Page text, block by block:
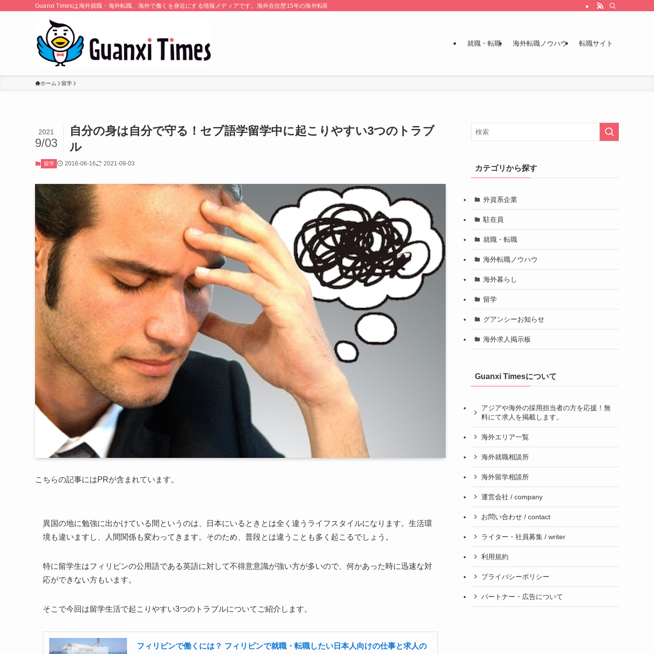
Guanxi Timesは海外就職・海外転職、海外で働くを身近にする情報メディアです。海外在住歴15年の海外転職のプロが監修・運営しています。
就職・転職 海外転職ノウハウ 転職サイト
ホーム 留学
自分の身は自分で守る！セブ語学留学中に起こりやすい3つのトラブ
ル
2021
9/03
留学 2016-06-16 2021-09-03
こちらの記事にはPRが含まれています。
異国の地に勉強に出かけている間というのは、日本にいるときとは全く違うライフスタイルになります。生活環
境も違いますし、人間関係も変わってきます。そのため、普段とは違うことも多く起こるでしょう。
特に留学生はフィリピンの公用語である英語に対して不得意意識が強い方が多いので、何かあった時に迅速な対
応ができない方もいます。
そこで今回は留学生活で起こりやすい3つのトラブルについてご紹介します。
フィリピンで働くには？ フィリピンで就職・転職したい日本人向けの仕事と求人の
カテゴリから探す
外資系企業
駐在員
就職・転職
海外転職ノウハウ
海外暮らし
留学
グアンシーお知らせ
海外求人掲示板
Guanxi Timesについて
アジアや海外の採用担当者の方を応援！無
料にて求人を掲載します。
海外エリア一覧
海外就職相談所
海外留学相談所
運営会社 / company
お問い合わせ / contact
ライター・社員募集 / writer
利用規約
プライバシーポリシー
パートナー・広告について